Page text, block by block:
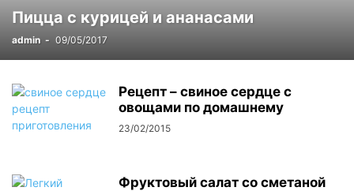
Пицца с курицей и ананасами
admin - 09/05/2017
Рецепт – свиное сердце с
овощами по домашнему
23/02/2015
Фруктовый салат со сметаной